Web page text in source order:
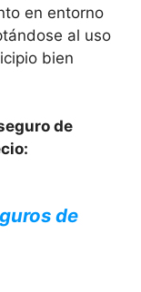
en entorno
al uso
bien
de
de